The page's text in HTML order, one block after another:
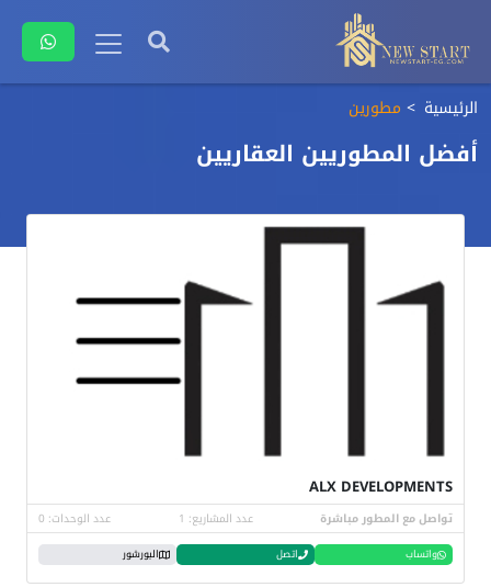
الرئيسية مطورين
أفضل المطوريين العقاريين
ALX DEVELOPMENTS
تواصل مع المطور مباشرة عدد المشاريع: 1 عدد الوحدات: 0
واتساب اتصل البورشور